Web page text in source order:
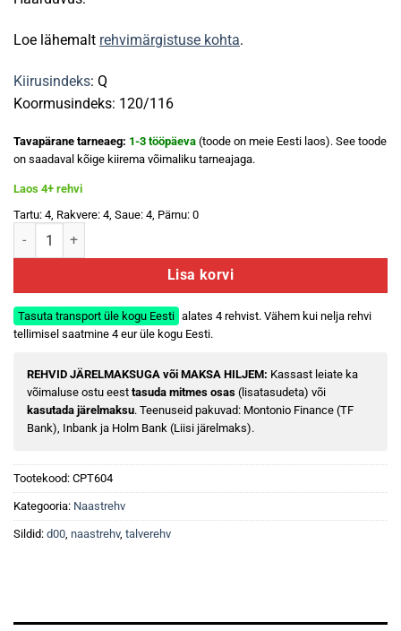
Loe lähemalt rehvimärgistuse kohta.
Kiirusindeks: Q
Koormusindeks: 120/116
Tavapärane tarneaeg: 1-3 tööpäeva (toode on meie Eesti laos). See toode
on saadaval kõige kiirema võimaliku tarneajaga.
Laos 4+ rehvi
Tartu: 4, Rakvere: 4, Saue: 4, Pärnu: 0
Compasal Winter Stud 245/75 R16 120/116Q kogus
Lisa korvi
Tasuta transport üle kogu Eesti alates 4 rehvist. Vähem kui nelja rehvi
tellimisel saatmine 4 eur üle kogu Eesti.
REHVID JÄRELMAKSUGA või MAKSA HILJEM: Kassast leiate ka
võimaluse ostu eest tasuda mitmes osas (lisatasudeta) või
kasutada järelmaksu. Teenuseid pakuvad: Montonio Finance (TF
Bank), Inbank ja Holm Bank (Liisi järelmaks).
Tootekood: CPT604
Kategooria: Naastrehv
Sildid: d00, naastrehv, talverehv